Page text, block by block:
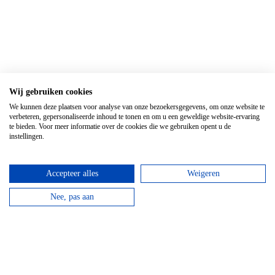
Top 3 activiteiten
Wij gebruiken cookies
We kunnen deze plaatsen voor analyse van onze bezoekersgegevens, om onze website te
verbeteren, gepersonaliseerde inhoud te tonen en om u een geweldige website-ervaring
te bieden. Voor meer informatie over de cookies die we gebruiken opent u de
instellingen.
Accepteer alles Weigeren
Nee, pas aan